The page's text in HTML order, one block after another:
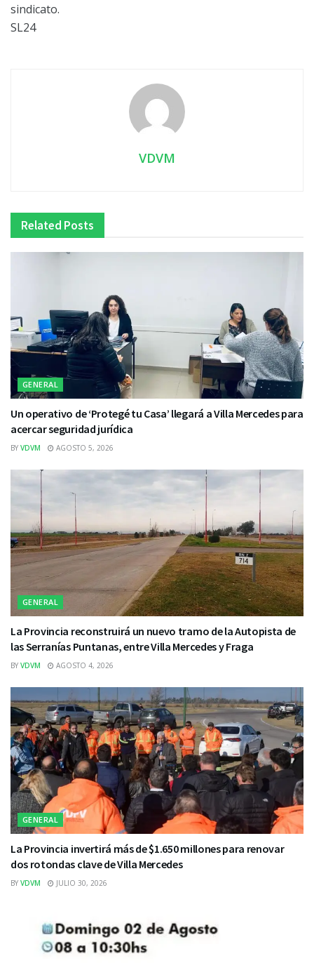
sindicato.
SL24
VDVM
Related Posts
GENERAL
Un operativo de ‘Protegé tu Casa’ llegará a Villa Mercedes para
acercar seguridad jurídica
BY VDVM AGOSTO 5, 2026
GENERAL
La Provincia reconstruirá un nuevo tramo de la Autopista de
las Serranías Puntanas, entre Villa Mercedes y Fraga
BY VDVM AGOSTO 4, 2026
GENERAL
La Provincia invertirá más de $1.650 millones para renovar
dos rotondas clave de Villa Mercedes
BY VDVM JULIO 30, 2026